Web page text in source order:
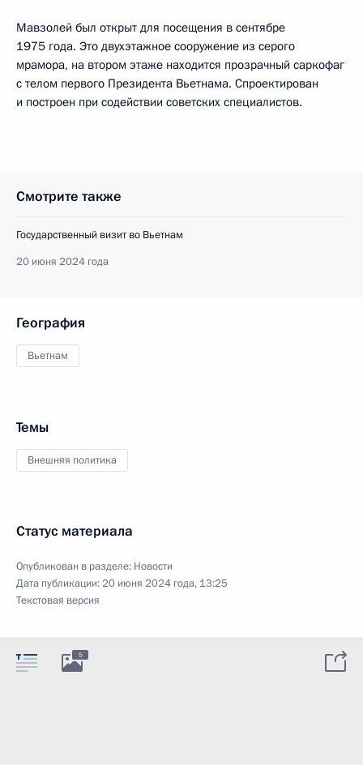
Мавзолей был открыт для посещения в сентябре
1975 года. Это двухэтажное сооружение из серого
мрамора, на втором этаже находится прозрачный саркофаг
с телом первого Президента Вьетнама. Спроектирован
и построен при содействии советских специалистов.
Смотрите также
Государственный визит во Вьетнам
20 июня 2024 года
География
Вьетнам
Темы
Внешняя политика
Статус материала
Опубликован в разделе: Новости
Дата публикации:20 июня 2024 года, 13:25
Текстовая версия
5